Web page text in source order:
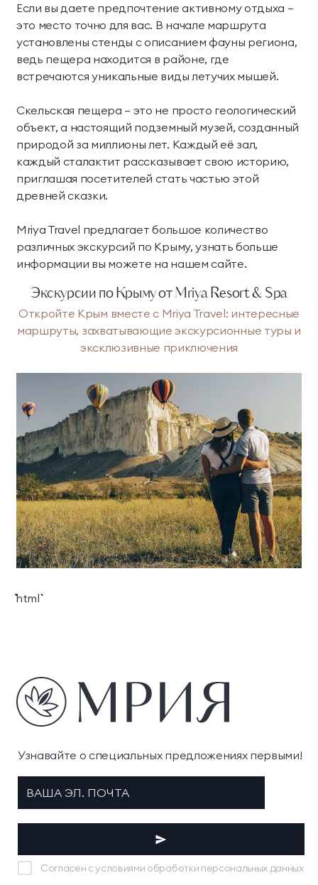
Если вы даете предпочтение активному отдыха —
это место точно для вас. В начале маршрута
установлены стенды с описанием фауны региона,
ведь пещера находится в районе, где
встречаются уникальные виды летучих мышей.
Скельская пещера — это не просто геологический
объект, а настоящий подземный музей, созданный
природой за миллионы лет. Каждый её зал,
каждый сталактит рассказывает свою историю,
приглашая посетителей стать частью этой
древней сказки.
Mriya Travel предлагает большое количество
различных экскурсий по Крыму, узнать больше
информации вы можете на нашем сайте.
Экскурсии по Крыму от Mriya Resort & Spa
Откройте Крым вместе с Mriya Travel: интересные
маршруты, захватывающие экскурсионные туры и
эксклюзивные приключения
```html
Узнавайте о специальных предложениях первыми!
Согласен с условиями обработки персональных данных